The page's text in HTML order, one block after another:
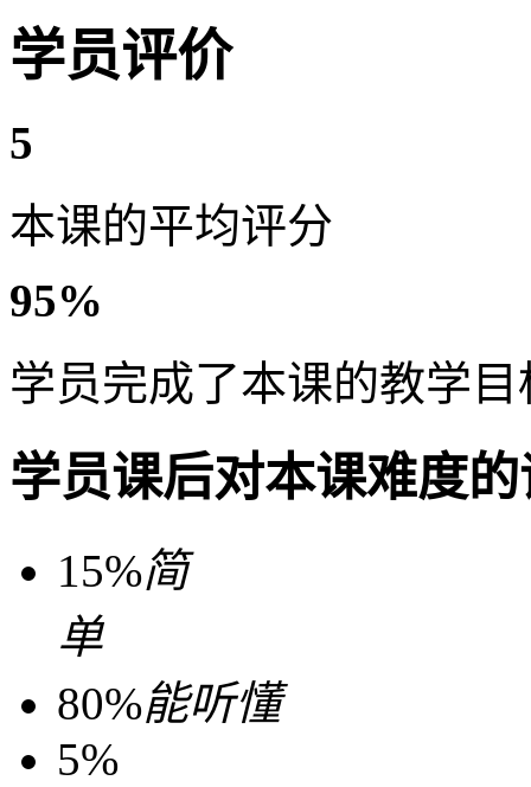
学员评价
5
本课的平均评分
95%
学员完成了本课的教学目
学员课后对本课难度
15%简
单
80%能听懂
5%